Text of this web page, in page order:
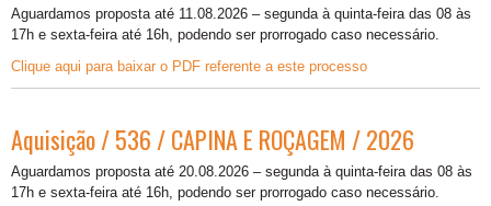
Aguardamos proposta até 11.08.2026 – segunda à quinta-feira das 08 às
17h e sexta-feira até 16h, podendo ser prorrogado caso necessário.
Clique aqui para baixar o PDF referente a este processo
Aquisição / 536 / CAPINA E ROÇAGEM / 2026
Aguardamos proposta até 20.08.2026 – segunda à quinta-feira das 08 às
17h e sexta-feira até 16h, podendo ser prorrogado caso necessário.